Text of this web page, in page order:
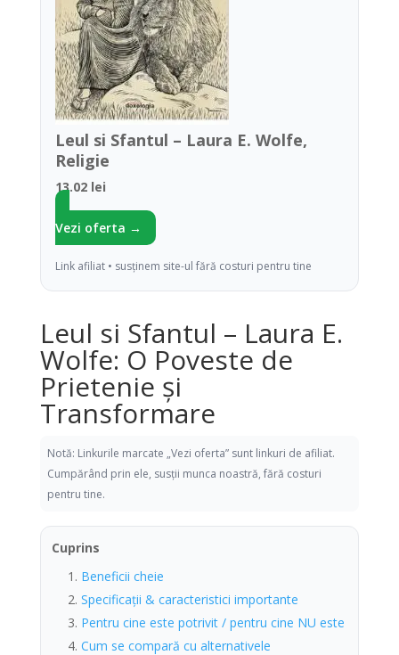
Leul si Sfantul – Laura E. Wolfe,
Religie
13.02 lei
Vezi oferta →
Link afiliat • susținem site-ul fără costuri pentru tine
Leul si Sfantul – Laura E.
Wolfe: O Poveste de
Prietenie și
Transformare
Notă: Linkurile marcate „Vezi oferta” sunt linkuri de afiliat.
Cumpărând prin ele, susții munca noastră, fără costuri
pentru tine.
Cuprins
Beneficii cheie
Specificații & caracteristici importante
Pentru cine este potrivit / pentru cine NU este
Cum se compară cu alternativele